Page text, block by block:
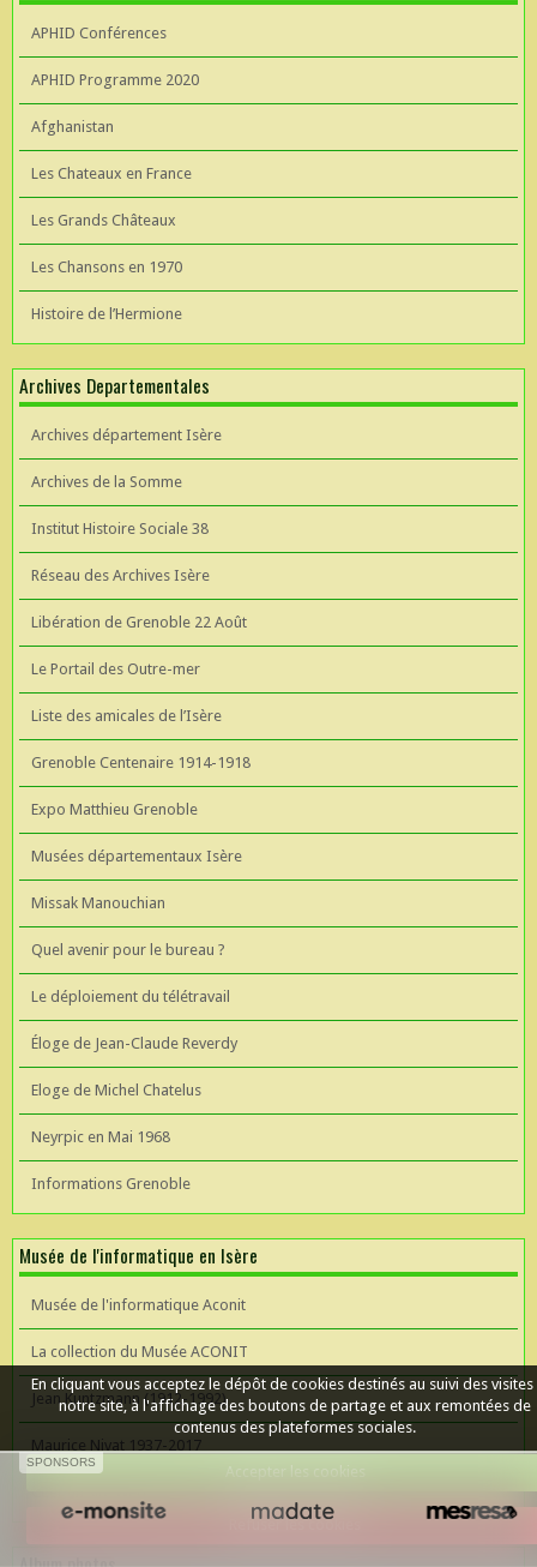
APHID Conférences
APHID Programme 2020
Afghanistan
Les Chateaux en France
Les Grands Châteaux
Les Chansons en 1970
Histoire de l’Hermione
Archives Departementales
Archives département Isère
Archives de la Somme
Institut Histoire Sociale 38
Réseau des Archives Isère
Libération de Grenoble 22 Août
Le Portail des Outre-mer
Liste des amicales de l’Isère
Grenoble Centenaire 1914-1918
Expo Matthieu Grenoble
Musées départementaux Isère
Missak Manouchian
Quel avenir pour le bureau ?
Le déploiement du télétravail
Éloge de Jean-Claude Reverdy
Eloge de Michel Chatelus
Neyrpic en Mai 1968
Informations Grenoble
Musée de l'informatique en Isère
Musée de l'informatique Aconit
La collection du Musée ACONIT
Jean Kuntzmann (1912-1992)
Maurice Nivat 1937-2017
SPONSORS
En cliquant vous acceptez le dépôt de cookies destinés au suivi des visites
notre site, à l'affichage des boutons de partage et aux remontées de
contenus des plateformes sociales.
Refuser les cookies